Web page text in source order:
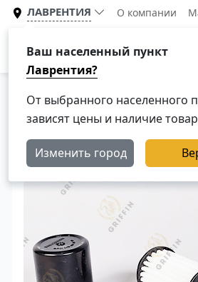
ЛАВРЕНТИЯ
Ваш населенный пункт
Лаврентия?
От выбранного населенного
зависят цены и наличие
Изменить город
О компании
Каталог
Главная Каталог Фильтры